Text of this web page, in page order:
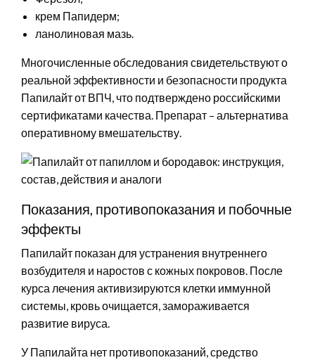
крем Папидерм;
ланолиновая мазь.
Многочисленные обследования свидетельствуют о
реальной эффективности и безопасности продукта
Папилайт от ВПЧ, что подтверждено российскими
сертификатами качества. Препарат – альтернатива
оперативному вмешательству.
Показания, противопоказания и побочные
эффекты
Папилайт показан для устранения внутреннего
возбудителя и наростов с кожных покровов. После
курса лечения активизируются клетки иммунной
системы, кровь очищается, замораживается
развитие вируса.
У Папилайта нет противопоказаний, средство